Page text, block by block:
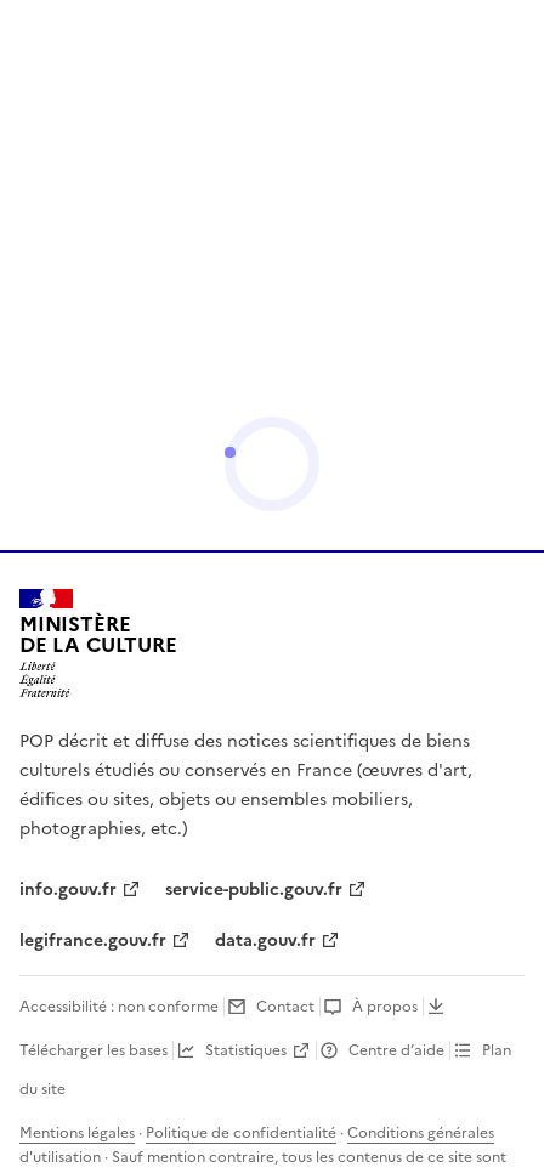
MINISTÈRE
DE LA CULTURE
POP décrit et diffuse des notices scientifiques de biens
culturels étudiés ou conservés en France (œuvres d'art,
édifices ou sites, objets ou ensembles mobiliers,
photographies, etc.)
info.gouv.fr
service-public.gouv.fr
legifrance.gouv.fr
data.gouv.fr
Accessibilité : non conforme Contact
À propos
Télécharger les bases
Statistiques Centre d’aide
Plan
du site
Mentions légales · Politique de confidentialité ·Conditions générales
d'utilisation · Sauf mention contraire, tous les contenus de ce site sont